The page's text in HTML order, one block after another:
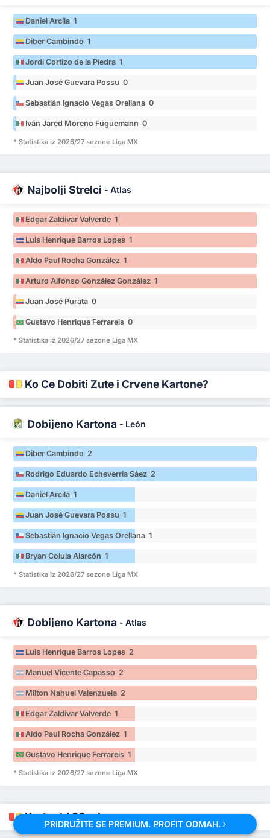
Daniel Arcila 1
Diber Cambindo 1
Jordi Cortizo de la Piedra 1
Juan José Guevara Possu 0
Sebastián Ignacio Vegas Orellana 0
Iván Jared Moreno Füguemann 0
* Statistika iz 2026/27 sezone Liga MX
Najbolji Strelci - Atlas
Edgar Zaldivar Valverde 1
Luis Henrique Barros Lopes 1
Aldo Paul Rocha González 1
Arturo Alfonso González González 1
Juan José Purata 0
Gustavo Henrique Ferrareis 0
* Statistika iz 2026/27 sezone Liga MX
Ko Će Dobiti Žute i Crvene Kartone?
Dobijeno Kartona - León
Diber Cambindo 2
Rodrigo Eduardo Echeverría Sáez 2
Daniel Arcila 1
Juan José Guevara Possu 1
Sebastián Ignacio Vegas Orellana 1
Bryan Colula Alarcón 1
* Statistika iz 2026/27 sezone Liga MX
Dobijeno Kartona - Atlas
Luis Henrique Barros Lopes 2
Manuel Vicente Capasso 2
Milton Nahuel Valenzuela 2
Edgar Zaldivar Valverde 1
Aldo Paul Rocha González 1
Gustavo Henrique Ferrareis 1
* Statistika iz 2026/27 sezone Liga MX
Kartoni / 90 min
PRIDRUŽITE SE PREMIUM. PROFIT ODMAH.